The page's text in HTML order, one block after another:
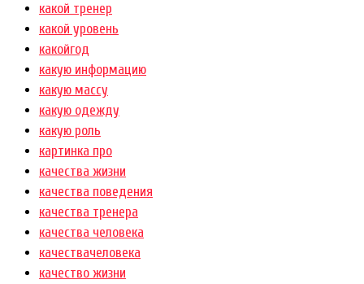
какой тренер
какой уровень
какойгод
какую информацию
какую массу
какую одежду
какую роль
картинка про
качества жизни
качества поведения
качества тренера
качества человека
качествачеловека
качество жизни